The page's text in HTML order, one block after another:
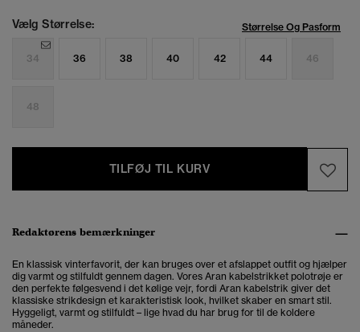
Vælg Størrelse: Størrelse Og Pasform
34 36 38 40 42 44 46
48
TILFØJ TIL KURV
Redaktørens bemærkninger
En klassisk vinterfavorit, der kan bruges over et afslappet outfit og hjælper
dig varmt og stilfuldt gennem dagen. Vores Aran kabelstrikket polotrøje er
den perfekte følgesvend i det kølige vejr, fordi Aran kabelstrik giver det
klassiske strikdesign et karakteristisk look, hvilket skaber en smart stil.
Hyggeligt, varmt og stilfuldt – lige hvad du har brug for til de koldere
måneder.